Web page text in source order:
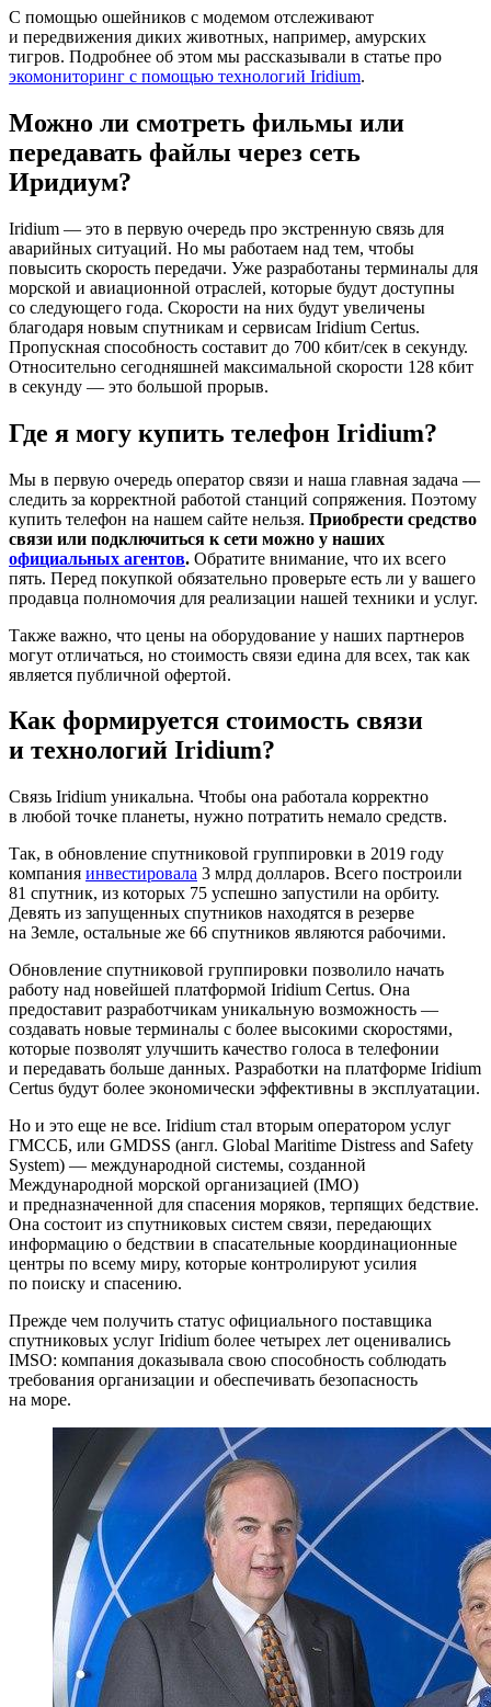
С помощью ошейников с модемом отслеживают
и передвижения диких животных, например, амурских
тигров. Подробнее об этом мы рассказывали в статье про
экомониторинг с помощью технологий Iridium.
Можно ли смотреть фильмы или
передавать файлы через сеть
Иридиум?
Iridium — это в первую очередь про экстренную связь для
аварийных ситуаций. Но мы работаем над тем, чтобы
повысить скорость передачи. Уже разработаны терминалы для
морской и авиационной отраслей, которые будут доступны
со следующего года. Скорости на них будут увеличены
благодаря новым спутникам и сервисам Iridium Certus.
Пропускная способность составит до 700 кбит/сек в секунду.
Относительно сегодняшней максимальной скорости 128 кбит
в секунду — это большой прорыв.
Где я могу купить телефон Iridium?
Мы в первую очередь оператор связи и наша главная задача —
следить за корректной работой станций сопряжения. Поэтому
купить телефон на нашем сайте нельзя. Приобрести средство
связи или подключиться к сети можно у наших
официальных агентов. Обратите внимание, что их всего
пять. Перед покупкой обязательно проверьте есть ли у вашего
продавца полномочия для реализации нашей техники и услуг.
Также важно, что цены на оборудование у наших партнеров
могут отличаться, но стоимость связи едина для всех, так как
является публичной офертой.
Как формируется стоимость связи
и технологий Iridium?
Связь Iridium уникальна. Чтобы она работала корректно
в любой точке планеты, нужно потратить немало средств.
Так, в обновление спутниковой группировки в 2019 году
компания инвестировала 3 млрд долларов. Всего построили
81 спутник, из которых 75 успешно запустили на орбиту.
Девять из запущенных спутников находятся в резерве
на Земле, остальные же 66 спутников являются рабочими.
Обновление спутниковой группировки позволило начать
работу над новейшей платформой Iridium Certus. Она
предоставит разработчикам уникальную возможность —
создавать новые терминалы с более высокими скоростями,
которые позволят улучшить качество голоса в телефонии
и передавать больше данных. Разработки на платформе Iridium
Certus будут более экономически эффективны в эксплуатации.
Но и это еще не все. Iridium стал вторым оператором услуг
ГМССБ, или GMDSS (англ. Global Maritime Distress and Safety
System) — международной системы, созданной
Международной морской организацией (IMO)
и предназначенной для спасения моряков, терпящих бедствие.
Она состоит из спутниковых систем связи, передающих
информацию о бедствии в спасательные координационные
центры по всему миру, которые контролируют усилия
по поиску и спасению.
Прежде чем получить статус официального поставщика
спутниковых услуг Iridium более четырех лет оценивались
IMSO: компания доказывала свою способность соблюдать
требования организации и обеспечивать безопасность
на море.